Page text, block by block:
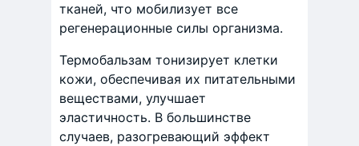
тканей, что мобилизует все
регенерационные силы организма.
Термобальзам тонизирует клетки
кожи, обеспечивая их питательными
веществами, улучшает
эластичность. В большинстве
случаев, разогревающий эффект